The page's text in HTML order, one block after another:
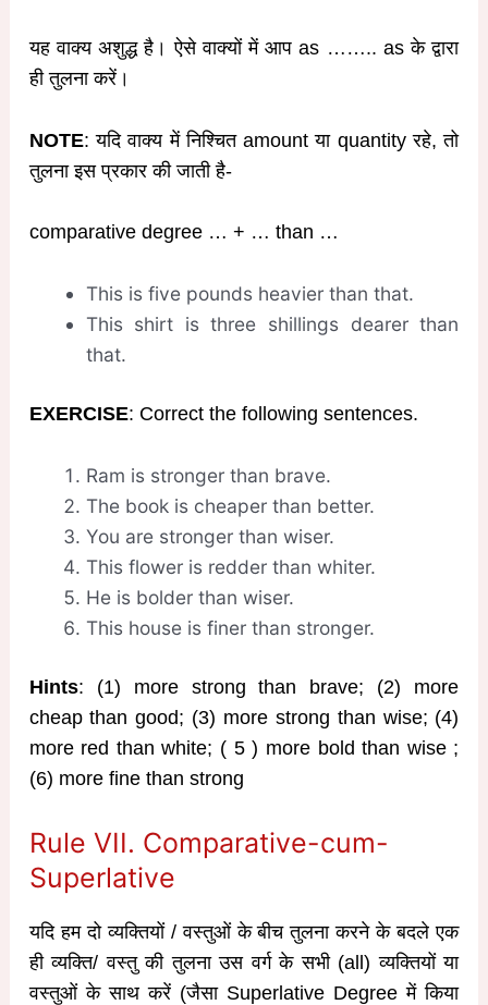
यह वाक्य अशुद्ध है। ऐसे वाक्यों में आप as …….. as के द्वारा
ही तुलना करें।
NOTE: यदि वाक्य में निश्चित amount या quantity रहे, तो
तुलना इस प्रकार की जाती है-
comparative degree … + … than …
This is five pounds heavier than that.
This shirt is three shillings dearer than
that.
EXERCISE: Correct the following sentences.
Ram is stronger than brave.
The book is cheaper than better.
You are stronger than wiser.
This flower is redder than whiter.
He is bolder than wiser.
This house is finer than stronger.
Hints: (1) more strong than brave; (2) more
cheap than good; (3) more strong than wise; (4)
more red than white; ( 5 ) more bold than wise ;
(6) more fine than strong
Rule VII. Comparative-cum-
Superlative
यदि हम दो व्यक्तियों / वस्तुओं के बीच तुलना करने के बदले एक
ही व्यक्ति/ वस्तु की तुलना उस वर्ग के सभी (all) व्यक्तियों या
वस्तुओं के साथ करें (जैसा Superlative Degree में किया